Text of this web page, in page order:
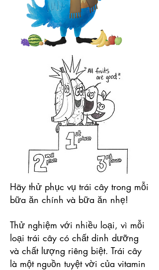
Hãy thử phục vụ trái cây trong mỗi
bữa ăn chính và bữa ăn nhẹ!
Thử nghiệm với nhiều loại, vì mỗi
loại trái cây có chất dinh dưỡng
và chất lượng riêng biệt. Trái cây
là một nguồn tuyệt vời của vitamin